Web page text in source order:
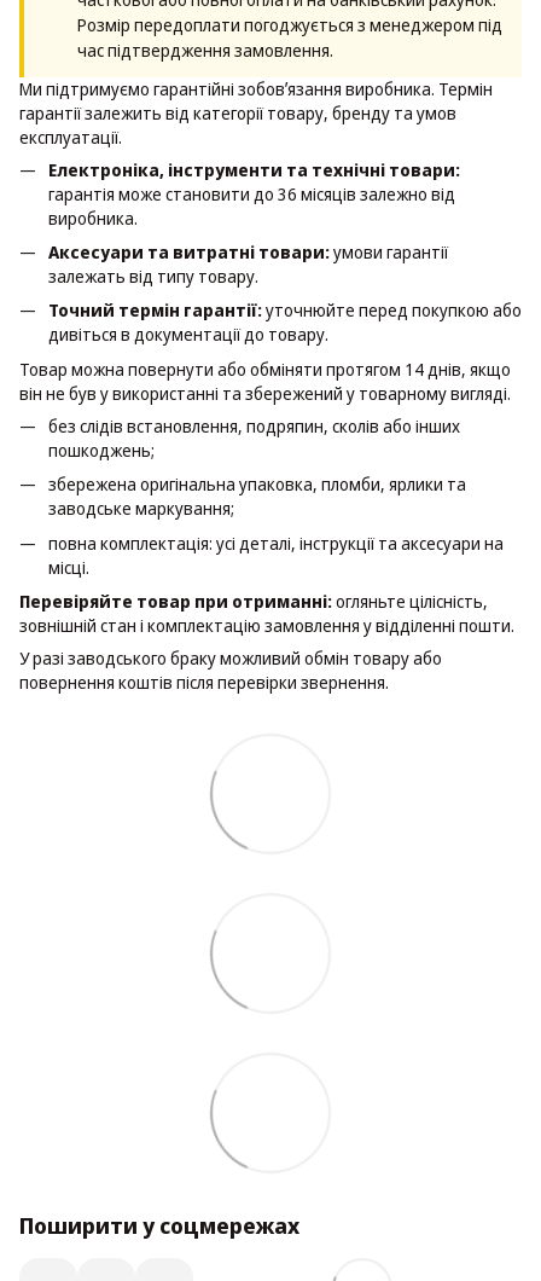
Розмір передоплати погоджується з менеджером під
час підтвердження замовлення.
Ми підтримуємо гарантійні зобовʼязання виробника. Термін
гарантії залежить від категорії товару, бренду та умов
експлуатації.
Електроніка, інструменти та технічні товари:
гарантія може становити до 36 місяців залежно від
виробника.
Аксесуари та витратні товари:умови гарантії
залежать від типу товару.
Точний термін гарантії:уточнюйте перед покупкою або
дивіться в документації до товару.
Товар можна повернути або обміняти протягом 14 днів, якщо
він не був у використанні та збережений у товарному вигляді.
без слідів встановлення, подряпин, сколів або інших
пошкоджень;
збережена оригінальна упаковка, пломби, ярлики та
заводське маркування;
повна комплектація: усі деталі, інструкції та аксесуари на
місці.
Перевіряйте товар при отриманні:огляньте цілісність,
зовнішній стан і комплектацію замовлення у відділенні пошти.
У разі заводського браку можливий обмін товару або
повернення коштів після перевірки звернення.
Поширити у соцмережах